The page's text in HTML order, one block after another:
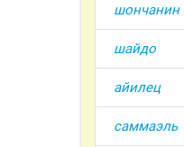
шончанин
шайдо
айилец
саммаэль